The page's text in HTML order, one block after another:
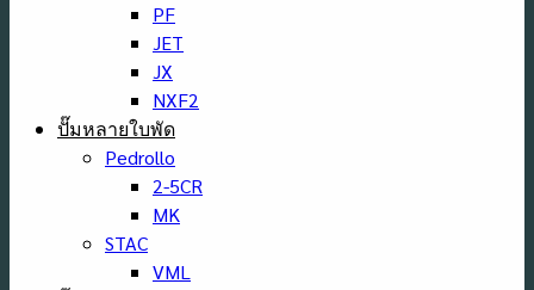
PF
JET
JX
NXF2
ปั๊มหลายใบพัด
Pedrollo
2-5CR
MK
STAC
VML